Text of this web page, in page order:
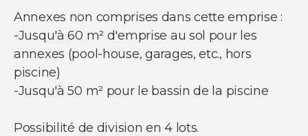
Annexes non comprises dans cette emprise :
-Jusqu'à 60 m² d'emprise au sol pour les
annexes (pool-house, garages, etc., hors
piscine)
-Jusqu'à 50 m² pour le bassin de la piscine
Possibilité de division en 4 lots.